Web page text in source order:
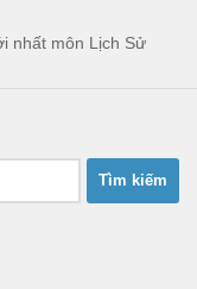
nhất môn Lịch Sử